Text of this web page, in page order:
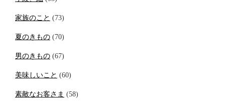
家族のこと (73)
夏のきもの (70)
男のきもの (67)
美味しいこと (60)
素敵なお客さま (58)